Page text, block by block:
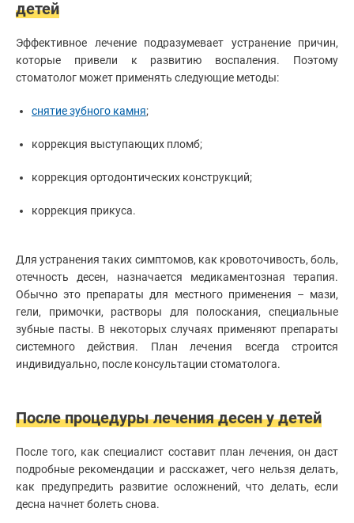
детей
Эффективное лечение подразумевает устранение причин,
которые привели к развитию воспаления. Поэтому
стоматолог может применять следующие методы:
снятие зубного камня;
коррекция выступающих пломб;
коррекция ортодонтических конструкций;
коррекция прикуса.
Для устранения таких симптомов, как кровоточивость, боль,
отечность десен, назначается медикаментозная терапия.
Обычно это препараты для местного применения – мази,
гели, примочки, растворы для полоскания, специальные
зубные пасты. В некоторых случаях применяют препараты
системного действия. План лечения всегда строится
индивидуально, после консультации стоматолога.
После процедуры лечения десен у детей
После того, как специалист составит план лечения, он даст
подробные рекомендации и расскажет, чего нельзя делать,
как предупредить развитие осложнений, что делать, если
десна начнет болеть снова.